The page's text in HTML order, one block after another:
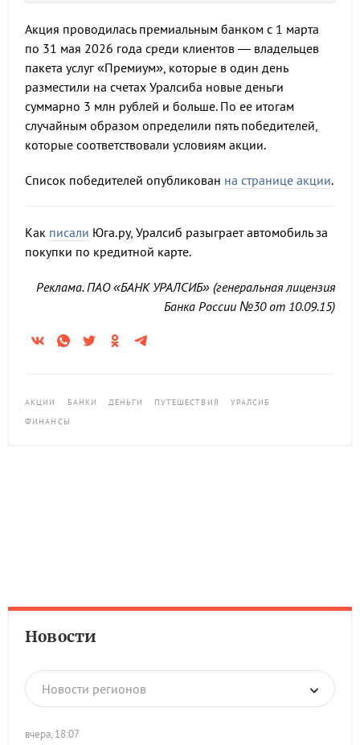
Акция проводилась премиальным банком с 1 марта
по 31 мая 2026 года среди клиентов — владельцев
пакета услуг «Премиум», которые в один день
разместили на счетах Уралсиба новые деньги
суммарно 3 млн рублей и больше. По ее итогам
случайным образом определили пять победителей,
которые соответствовали условиям акции.
Список победителей опубликован на странице акции.
Как писали Юга.ру, Уралсиб разыграет автомобиль за
покупки по кредитной карте.
Реклама. ПАО «БАНК УРАЛСИБ» (генеральная лицензия
Банка России №30 от 10.09.15)
АКЦИИ БАНКИ ДЕНЬГИ ПУТЕШЕСТВИЯ
УРАЛСИБ
ФИНАНСЫ
Новости
Новости регионов
вчера, 18:07